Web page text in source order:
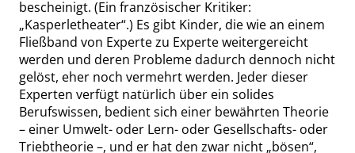
bescheinigt. (Ein französischer Kritiker:
„Kasperletheater“.) Es gibt Kinder, die wie an einem
Fließband von Experte zu Experte weitergereicht
werden und deren Probleme dadurch dennoch nicht
gelöst, eher noch vermehrt werden. Jeder dieser
Experten verfügt natürlich über ein solides
Berufswissen, bedient sich einer bewährten Theorie
– einer Umwelt- oder Lern- oder Gesellschafts- oder
Triebtheorie –, und er hat den zwar nicht „bösen“,